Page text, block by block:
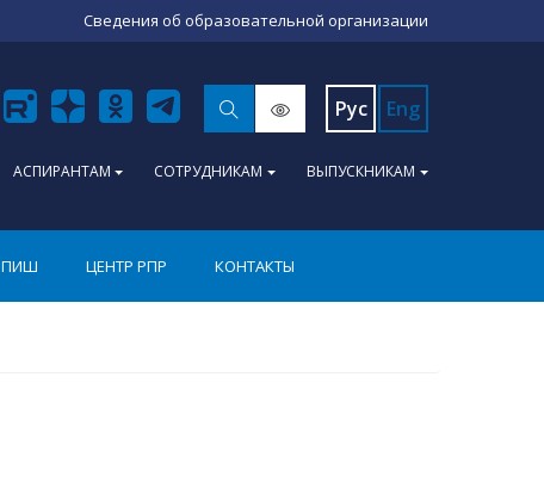
Сведения об образовательной организации
Рус Eng
АСПИРАНТАМ СОТРУДНИКАМ ВЫПУСКНИКАМ
ПИШ ЦЕНТР РПР КОНТАКТЫ